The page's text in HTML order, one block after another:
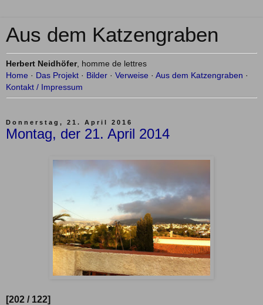
Aus dem Katzengraben
Herbert Neidhöfer, homme de lettres
Home · Das Projekt · Bilder · Verweise · Aus dem Katzengraben ·
Kontakt / Impressum
Donnerstag, 21. April 2016
Montag, der 21. April 2014
[202 / 122]